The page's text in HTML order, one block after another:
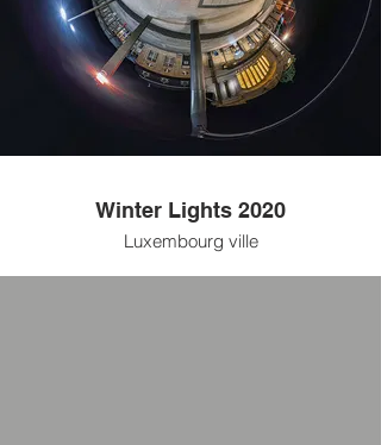
Winter Lights 2020
Luxembourg ville